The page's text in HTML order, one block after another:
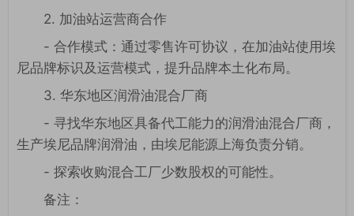
2. 加油站运营商合作
- 合作模式：通过零售许可协议，在加油站使用埃
尼品牌标识及运营模式，提升品牌本土化布局。
3. 华东地区润滑油混合厂商
- 寻找华东地区具备代工能力的润滑油混合厂商，
生产埃尼品牌润滑油，由埃尼能源上海负责分销。
- 探索收购混合工厂少数股权的可能性。
备注：